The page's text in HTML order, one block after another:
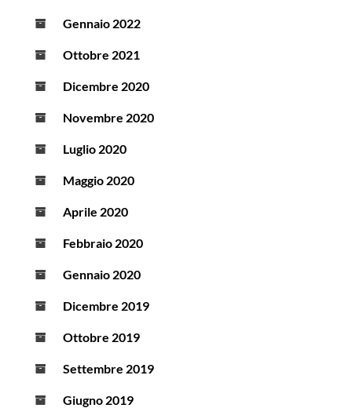
Gennaio 2022
Ottobre 2021
Dicembre 2020
Novembre 2020
Luglio 2020
Maggio 2020
Aprile 2020
Febbraio 2020
Gennaio 2020
Dicembre 2019
Ottobre 2019
Settembre 2019
Giugno 2019